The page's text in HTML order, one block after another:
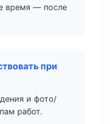
время — после
при
и фото/
работ.